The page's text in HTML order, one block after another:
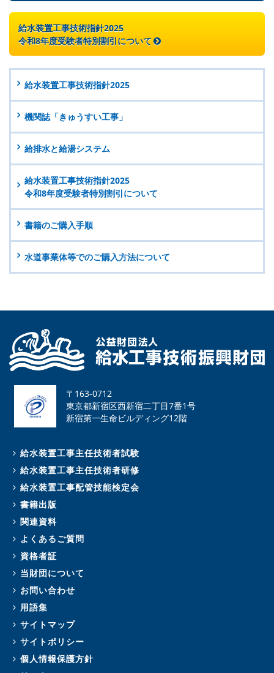
給水装置工事技術指針2025
令和8年度受験者特別割引について
給水装置工事技術指針2025
機関誌「きゅうすい工事」
給排水と給湯システム
給水装置工事技術指針2025
令和8年度受験者特別割引について
書籍のご購入手順
水道事業体等でのご購入方法について
〒163-0712
東京都新宿区西新宿二丁目7番1号
新宿第一生命ビルディング12階
給水装置工事主任技術者試験
給水装置工事主任技術者研修
給水装置工事配管技能検定会
書籍出版
関連資料
よくあるご質問
資格者証
当財団について
お問い合わせ
用語集
サイトマップ
サイトポリシー
個人情報保護方針